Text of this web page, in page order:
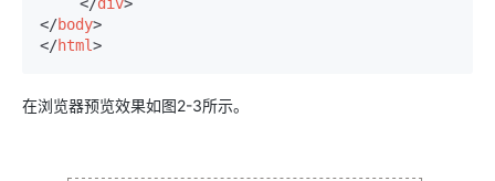
</body>
</html>
在浏览器预览效果如图2-3所示。